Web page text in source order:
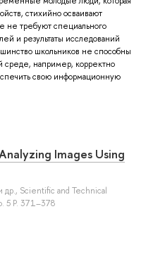
стихийно осваивают
не требуют специального
и результаты исследований
школьников не способны
среде, например, корректно
свою информационную
Images Using
др., Scientific and Technical
5 P. 371–378